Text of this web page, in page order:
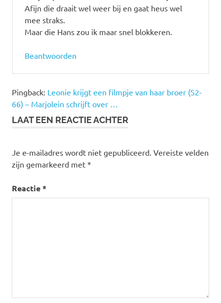
Afijn die draait wel weer bij en gaat heus wel
mee straks.
Maar die Hans zou ik maar snel blokkeren.
Beantwoorden
Pingback: Leonie krijgt een filmpje van haar broer (S2-
66) – Marjolein schrijft over …
LAAT EEN REACTIE ACHTER
Je e-mailadres wordt niet gepubliceerd. Vereiste velden
zijn gemarkeerd met *
Reactie*